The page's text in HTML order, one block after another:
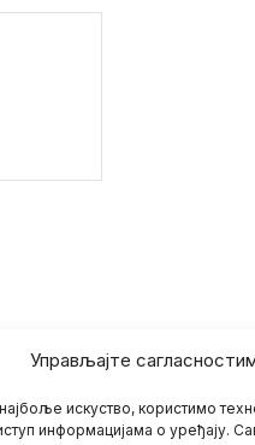
Управљајте
искуство, користимо
информацијама о уређају.